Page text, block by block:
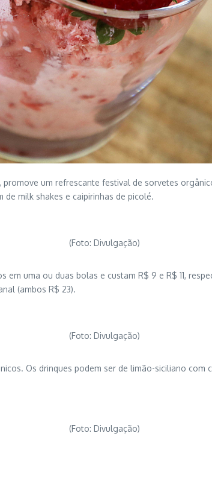
um refrescante festival de sorvetes
milk shakes e caipirinhas de picolé.
(Foto: Divulgação)
uma ou duas bolas e custam R$ 9 e R$ 11,
(ambos R$ 23).
(Foto: Divulgação)
Os drinques podem ser de limão-siciliano com
(Foto: Divulgação)